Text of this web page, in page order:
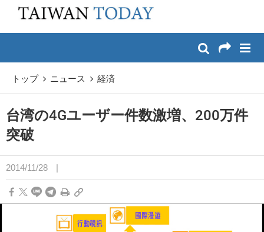
メイン コンテンツへスキップ
トップ ニュース 経済
台湾の4Gユーザー件数激増、200万件
突破
2014/11/28 |